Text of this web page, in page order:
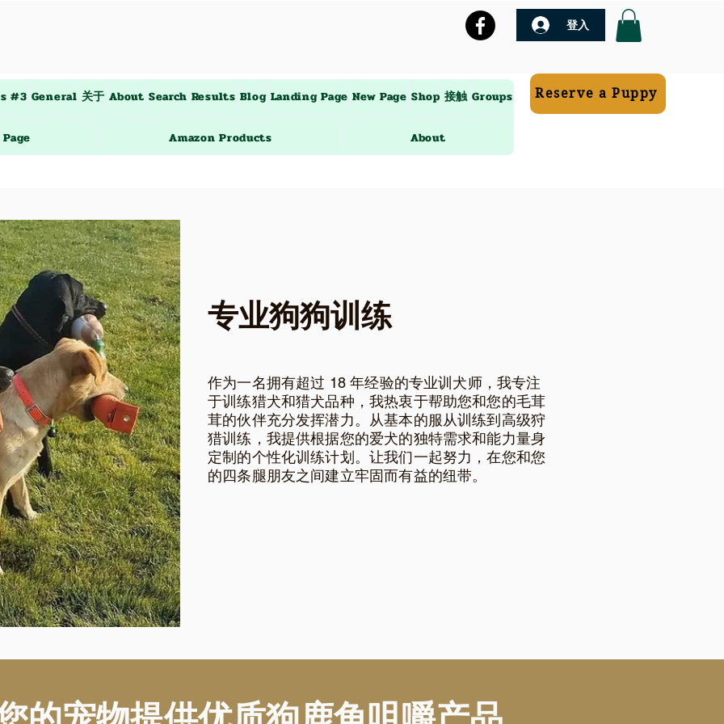
登入
#3 General 关于 About Search Results Blog Landing Page New Page Shop 接触 Groups
Amazon Products About
Reserve a Puppy
专业狗狗训练
作为一名拥有超过 18 年经验的专业训犬师，我专注
于训练猎犬和猎犬品种，我热衷于帮助您和您的毛茸
茸的伙伴充分发挥潜力。从基本的服从训练到高级狩
猎训练，我提供根据您的爱犬的独特需求和能力量身
定制的个性化训练计划。让我们一起努力，在您和您
的四条腿朋友之间建立牢固而有益的纽带。